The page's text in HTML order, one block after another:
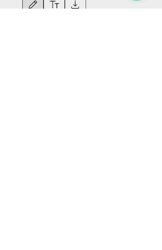
Modo de dibujo seleccionado. Para dibujar, necesitas un